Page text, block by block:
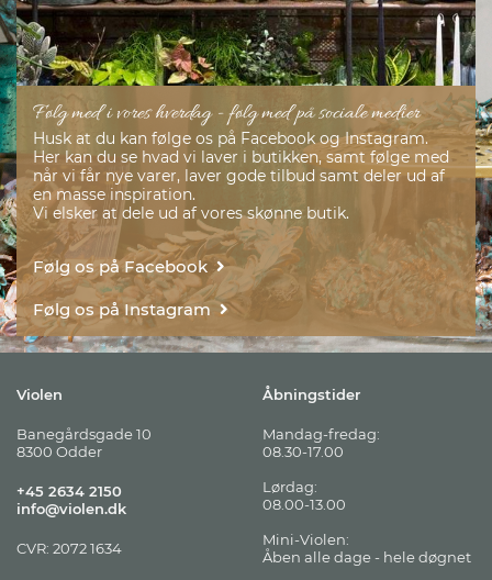
Følg med i vores hverdag - følg med på sociale medier
Husk at du kan følge os på Facebook og Instagram.
Her kan du se hvad vi laver i butikken, samt følge med
når vi får nye varer, laver gode tilbud samt deler ud af
en masse inspiration.
Vi elsker at dele ud af vores skønne butik.
Følg os på Facebook
Følg os på Instagram
Violen
Banegårdsgade 10
8300 Odder
+45 2634 2150
info@violen.dk
CVR: 2072 1634
Åbningstider
Mandag-fredag:
08.30-17.00
Lørdag:
08.00-13.00
Mini-Violen:
Åben alle dage - hele døgnet